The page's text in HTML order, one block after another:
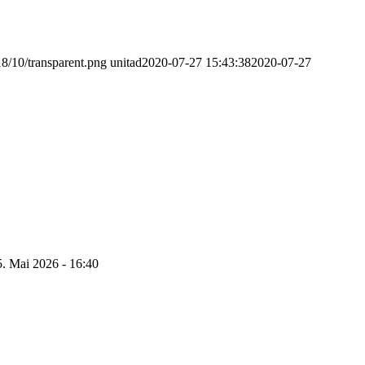
10/transparent.png unitad2020-07-27 15:43:382020-07-27
Mai 2026 - 16:40